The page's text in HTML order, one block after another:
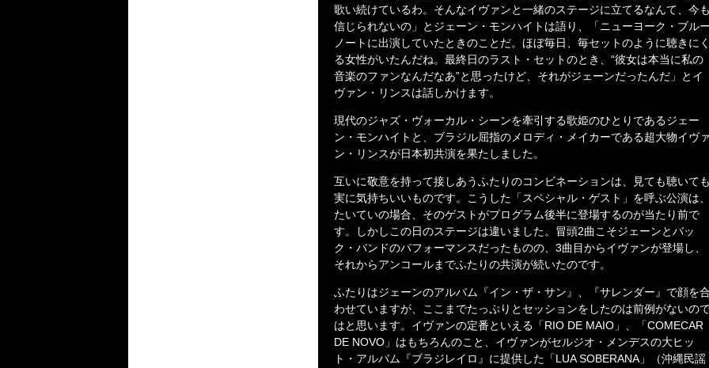
歌い続けているわ。そんなイヴァンと一緒のステージに立てるなんて、今も
信じられないの」とジェーン・モンハイトは語り、「ニューヨーク・ブルー
ノートに出演していたときのことだ。ほぼ毎日、毎セットのように聴きにく
る女性がいたんだね。最終日のラスト・セットのとき、“彼女は本当に私の
音楽のファンなんだなあ”と思ったけど、それがジェーンだったんだ」とイ
ヴァン・リンスは話しかけます。
現代のジャズ・ヴォーカル・シーンを牽引する歌姫のひとりであるジェー
ン・モンハイトと、ブラジル屈指のメロディ・メイカーである超大物イヴァ
ン・リンスが日本初共演を果たしました。
互いに敬意を持って接しあうふたりのコンビネーションは、見ても聴いても
実に気持ちいいものです。こうした「スペシャル・ゲスト」を呼ぶ公演は、
たいていの場合、そのゲストがプログラム後半に登場するのが当たり前で
す。しかしこの日のステージは違いました。冒頭2曲こそジェーンとバッ
ク・バンドのパフォーマンスだったものの、3曲目からイヴァンが登場し、
それからアンコールまでふたりの共演が続いたのです。
ふたりはジェーンのアルバム『イン・ザ・サン』、『サレンダー』で顔を合
わせていますが、ここまでたっぷりとセッションをしたのは前例がないの
はと思います。イヴァンの定番といえる「RIO DE MAIO」、「COMECAR
DE NOVO」はもちろんのこと、イヴァンがセルジオ・メンデスの大ヒッ
ト・アルバム『ブラジレイロ』に提供した「LUA SOBERANA」（沖縄民謡